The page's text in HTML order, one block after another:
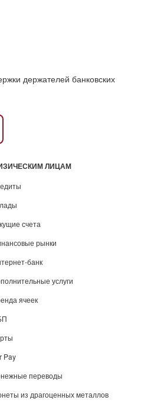
держателей банковских
ЛИЦАМ
счета
рынки
банк
услуги
ячеек
Pay
переводы
из драгоценных металлов